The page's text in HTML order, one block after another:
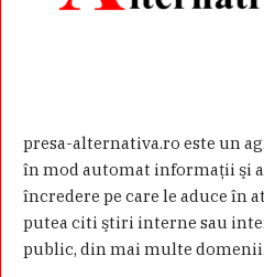
presa-alternativa.ro este un
în mod automat informaţii şi
încredere pe care le aduce în
putea citi ştiri interne sau
public, din mai multe domenii.